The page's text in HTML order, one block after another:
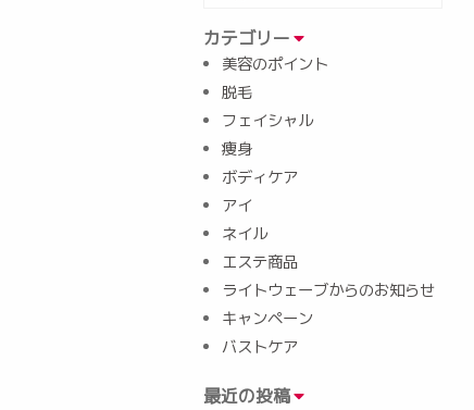
カテゴリー
美容のポイント
脱毛
フェイシャル
痩身
ボディケア
アイ
ネイル
エステ商品
ライトウェーブからのお知らせ
キャンペーン
バストケア
最近の投稿